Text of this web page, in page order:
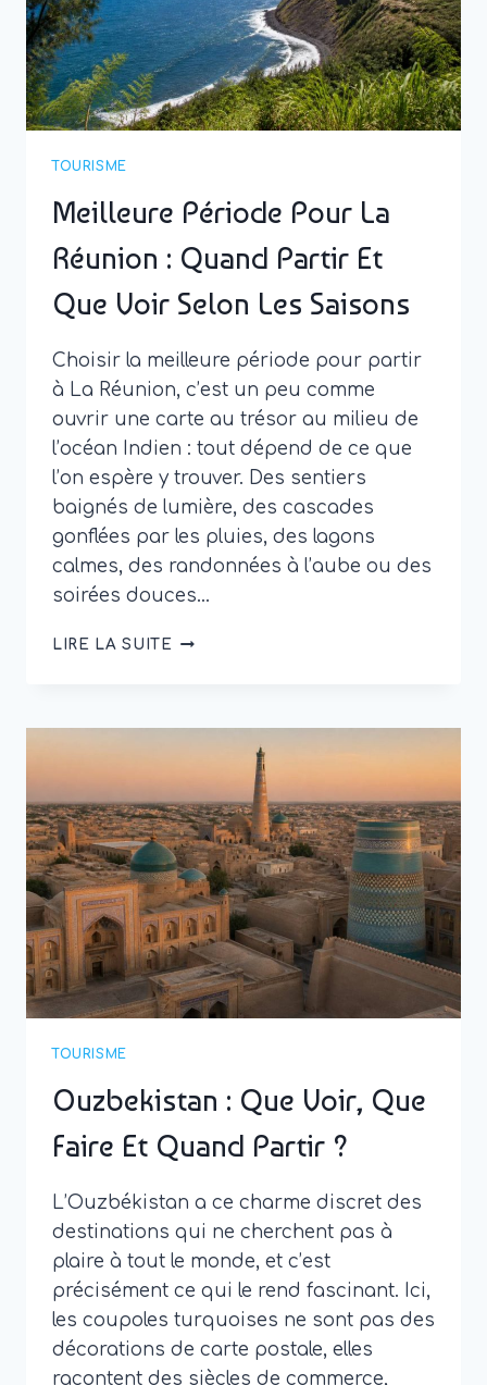
TOURISME
Meilleure Période Pour La
Réunion : Quand Partir Et
Que Voir Selon Les Saisons
Choisir la meilleure période pour partir
à La Réunion, c’est un peu comme
ouvrir une carte au trésor au milieu de
l’océan Indien : tout dépend de ce que
l’on espère y trouver. Des sentiers
baignés de lumière, des cascades
gonflées par les pluies, des lagons
calmes, des randonnées à l’aube ou des
soirées douces…
LIRE LA SUITE MEILLEURE
RÉUNION
PARTIR
ET
QUE
VOIR
SELON
LES
SAISONS
TOURISME
Ouzbekistan : Que Voir, Que
Faire Et Quand Partir ?
L’Ouzbékistan a ce charme discret des
destinations qui ne cherchent pas à
plaire à tout le monde, et c’est
précisément ce qui le rend fascinant. Ici,
les coupoles turquoises ne sont pas des
décorations de carte postale, elles
racontent des siècles de commerce,